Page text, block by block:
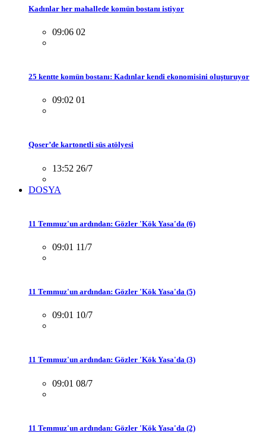
Kadınlar her mahallede komün bostanı istiyor
09:06 02
25 kentte komün bostanı: Kadınlar kendi ekonomisini oluşturuyor
09:02 01
Qoser’de kartonetli süs atölyesi
13:52 26/7
DOSYA
11 Temmuz'un ardından: Gözler 'Kök Yasa'da (6)
09:01 11/7
11 Temmuz'un ardından: Gözler 'Kök Yasa'da (5)
09:01 10/7
11 Temmuz'un ardından: Gözler 'Kök Yasa'da (3)
09:01 08/7
11 Temmuz'un ardından: Gözler 'Kök Yasa'da (2)